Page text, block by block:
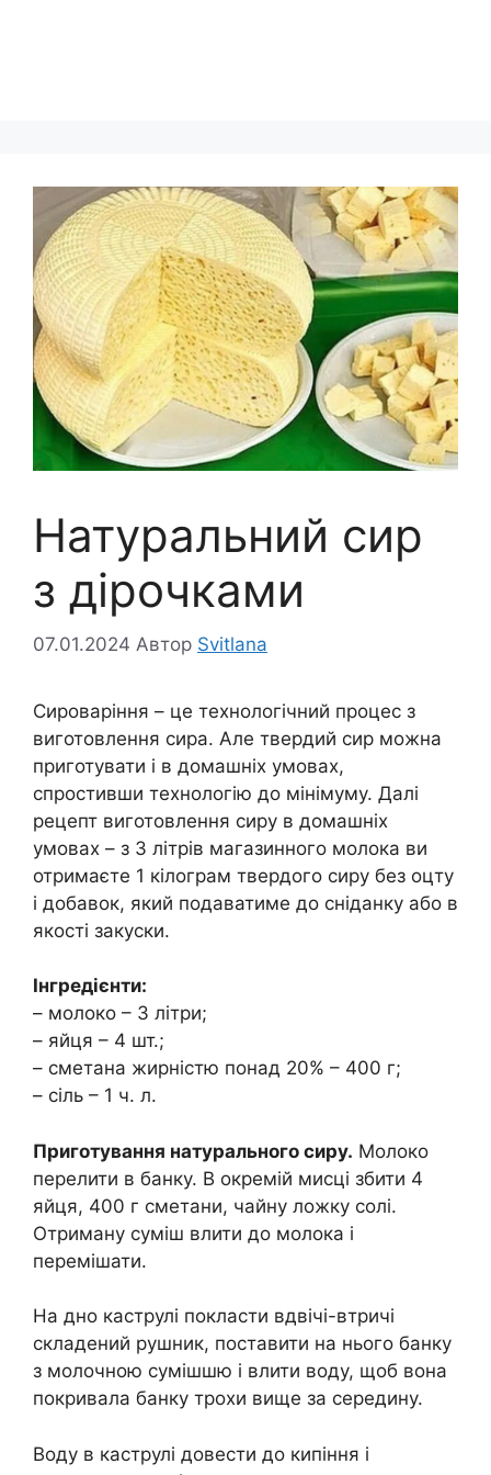
Натуральний сир
з дірочками
07.01.2024 Автор Svitlana
Сироваріння – це технологічний процес з
виготовлення сира. Але твердий сир можна
приготувати і в домашніх умовах,
спростивши технологію до мінімуму. Далі
рецепт виготовлення сиру в домашніх
умовах – з 3 літрів магазинного молока ви
отримаєте 1 кілограм твердого сиру без оцту
і добавок, який подаватиме до сніданку або в
якості закуски.
Інгредієнти:
– молоко – 3 літри;
– яйця – 4 шт.;
– сметана жирністю понад 20% – 400 г;
– сіль – 1 ч. л.
Приготування натурального сиру. Молоко
перелити в банку. В окремій мисці збити 4
яйця, 400 г сметани, чайну ложку солі.
Отриману суміш влити до молока і
перемішати.
На дно каструлі покласти вдвічі-втричі
складений рушник, поставити на нього банку
з молочною сумішшю і влити воду, щоб вона
покривала банку трохи вище за середину.
Воду в каструлі довести до кипіння і